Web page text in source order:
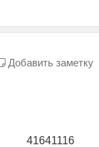
Добавить заметку
41641116